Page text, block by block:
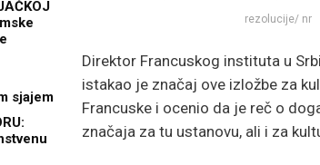
sjajem
rezolucije/ nr
Direktor Francuskog instituta u
istakao je značaj ove izložbe za
Francuske i ocenio da je reč o
značaja za tu ustanovu, ali i za